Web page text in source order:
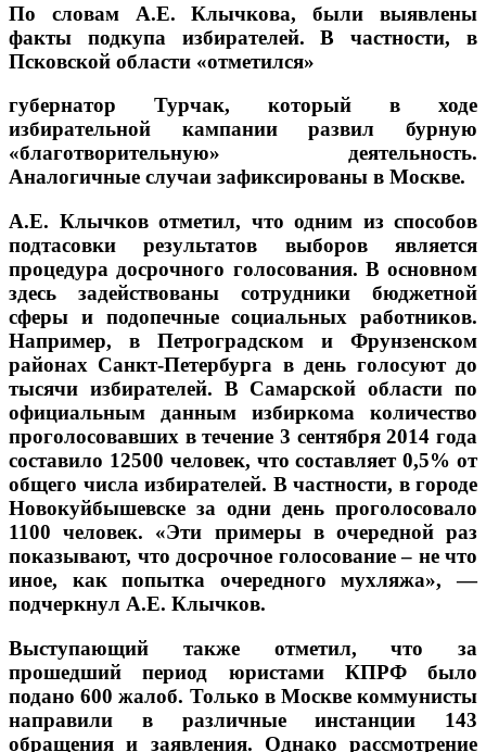
По словам А.Е. Клычкова, были выявлены
факты подкупа избирателей. В частности, в
Псковской области «отметился»
губернатор Турчак, который в ходе
избирательной кампании развил бурную
«благотворительную» деятельность.
Аналогичные случаи зафиксированы в Москве.
А.Е. Клычков отметил, что одним из способов
подтасовки результатов выборов является
процедура досрочного голосования. В основном
здесь задействованы сотрудники бюджетной
сферы и подопечные социальных работников.
Например, в Петроградском и Фрунзенском
районах Санкт-Петербурга в день голосуют до
тысячи избирателей. В Самарской области по
официальным данным избиркома количество
проголосовавших в течение 3 сентября 2014 года
составило 12500 человек, что составляет 0,5% от
общего числа избирателей. В частности, в городе
Новокуйбышевске за одни день проголосовало
1100 человек. «Эти примеры в очередной раз
показывают, что досрочное голосование – не что
иное, как попытка очередного мухляжа», —
подчеркнул А.Е. Клычков.
Выступающий также отметил, что за
прошедший период юристами КПРФ было
подано 600 жалоб. Только в Москве коммунисты
направили в различные инстанции 143
обращения и заявления. Однако рассмотрение